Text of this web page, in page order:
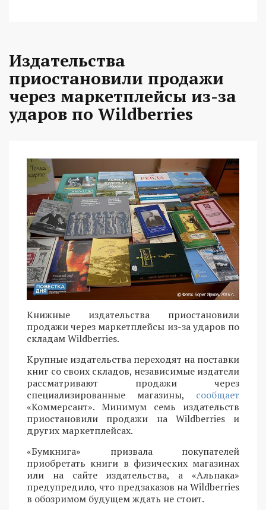
Издательства
приостановили продажи
через маркетплейсы из-за
ударов по Wildberries
Книжные издательства приостановили
продажи через маркетплейсы из-за ударов по
складам Wildberries.
Крупные издательства переходят на поставки
книг со своих складов, независимые издатели
рассматривают продажи через
специализированные магазины, сообщает
«Коммерсант». Минимум семь издательств
приостановили продажи на Wildberries и
других маркетплейсах.
«Бумкнига» призвала покупателей
приобретать книги в физических магазинах
или на сайте издательства, а «Альпака»
предупредило, что предзаказов на Wildberries
в обозримом будущем ждать не стоит.